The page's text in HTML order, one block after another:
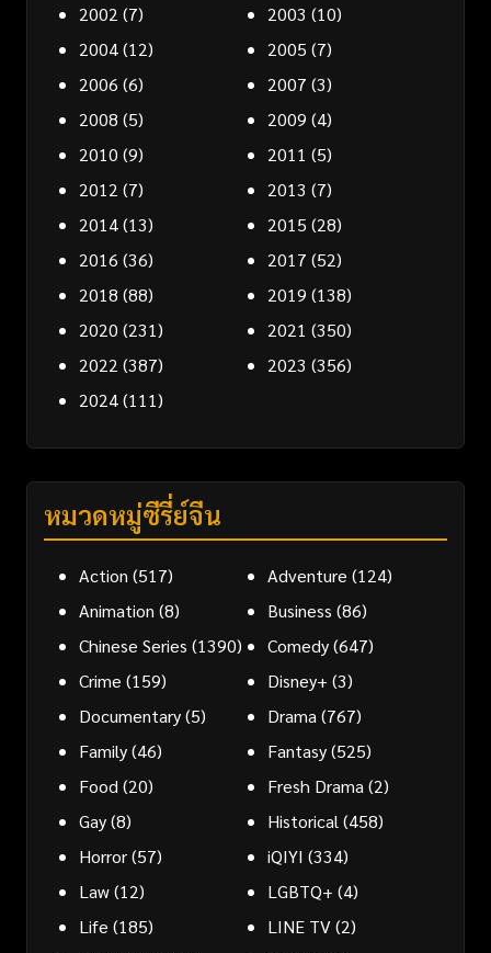
2002 (7) 2003 (10)
2004(12) 2005 (7)
2006 (6) 2007 (3)
2008 (5) 2009 (4)
2010 (9) 2011 (5)
2012 (7) 2013 (7)
2014(13) 2015 (28)
2016 (36) 2017 (52)
2018 (88) 2019 (138)
2020 (231) 2021 (350)
2022 (387) 2023 (356)
2024(111)
หมวดหมู่ซีรี่ย์จีน
Action (517) Adventure (124)
Animation (8) Business (86)
Chinese Series (1390) Comedy(647)
Crime (159) Disney+ (3)
Documentary(5) Drama (767)
Family(46) Fantasy(525)
Food (20) Fresh Drama (2)
Gay(8) Historical (458)
Horror(57) iQIYI (334)
Law(12) LGBTQ+ (4)
Life (185) LINE TV(2)